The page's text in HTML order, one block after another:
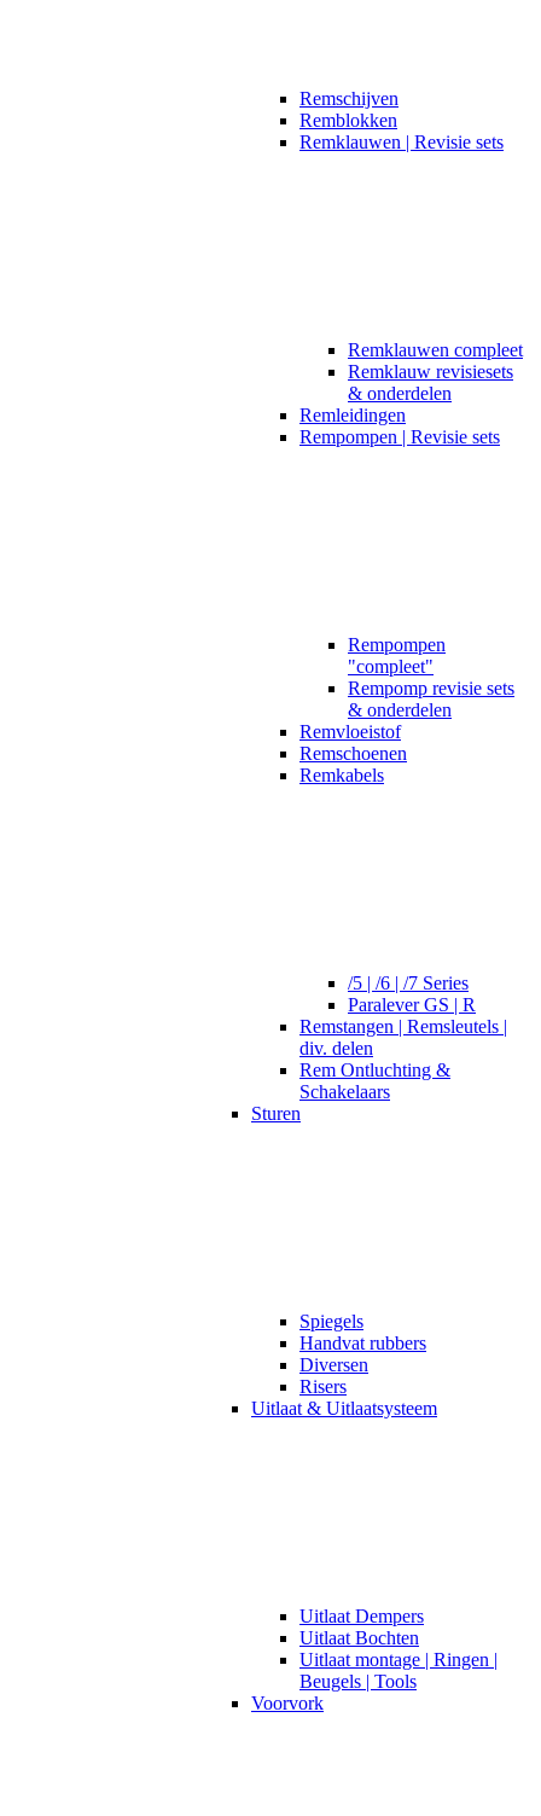
Remschijven
Remblokken
Remklauwen | Revisie sets
Remklauwen compleet
Remklauw revisiesets
& onderdelen
Remleidingen
Rempompen | Revisie sets
Rempompen
"compleet"
Rempomp revisie sets
& onderdelen
Remvloeistof
Remschoenen
Remkabels
/5 | /6 | /7 Series
Paralever GS | R
Remstangen | Remsleutels |
div. delen
Rem Ontluchting &
Schakelaars
Sturen
Spiegels
Handvat rubbers
Diversen
Risers
Uitlaat & Uitlaatsysteem
Uitlaat Dempers
Uitlaat Bochten
Uitlaat montage | Ringen |
Beugels | Tools
Voorvork